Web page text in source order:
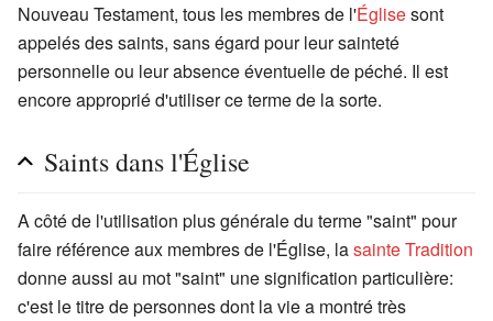
Nouveau Testament, tous les membres de l'Églisesont
appelés des saints, sans égard pour leur sainteté
personnelle ou leur absence éventuelle de péché. Il est
encore approprié d'utiliser ce terme de la sorte.
Saints dans l'Église
A côté de l'utilisation plus générale du terme "saint" pour
faire référence aux membres de l'Église, lasainte Tradition
donne aussi au mot "saint" une signification particulière:
c'est le titre de personnes dont la vie a montré très